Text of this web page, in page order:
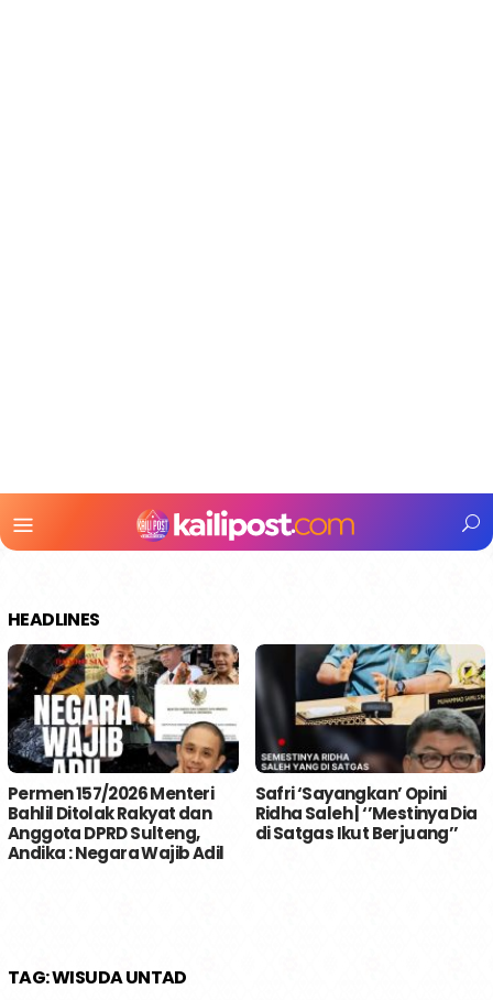
Mobile
HEADLINES
Permen 157/2026 Menteri
Bahlil Ditolak Rakyat dan
Anggota DPRD Sulteng,
Andika : Negara Wajib Adil
Safri ‘Sayangkan’ Opini
Ridha Saleh | ‘’Mestinya Dia
di Satgas Ikut Berjuang’’
TAG:WISUDA UNTAD